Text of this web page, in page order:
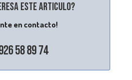
este articulo?
en contacto!
58 89 74